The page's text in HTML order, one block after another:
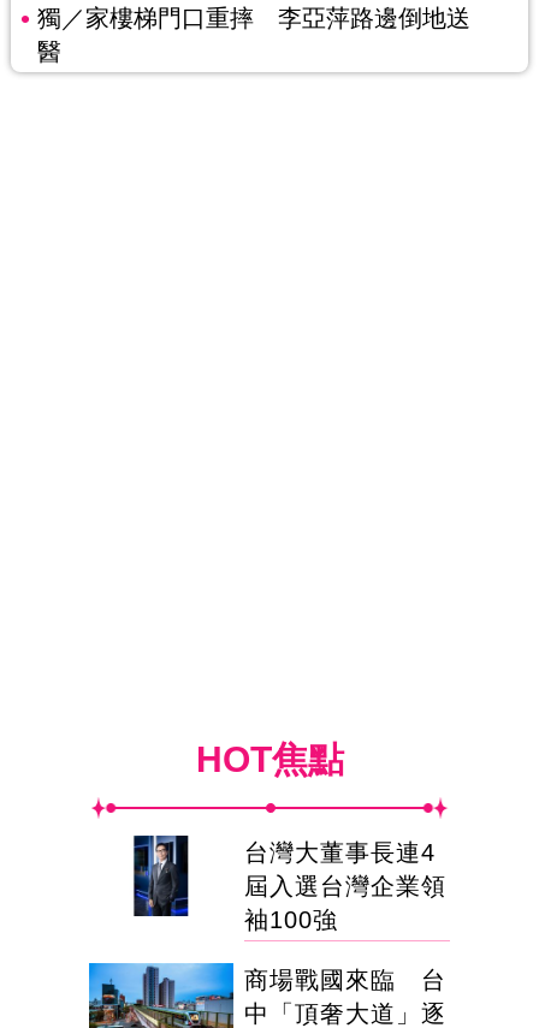
獨／家樓梯門口重摔 李亞萍路邊倒地送
醫
HOT焦點
台灣大董事長連4
屆入選台灣企業領
袖100強
商場戰國來臨 台
中「頂奢大道」逐